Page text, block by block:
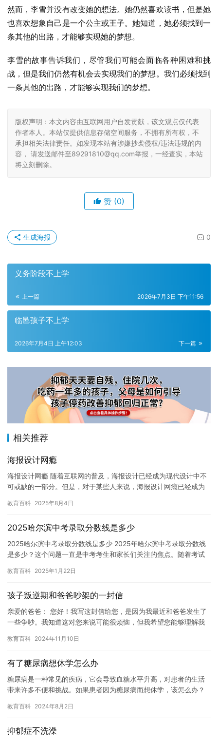
然而，李雪并没有改变她的想法。她仍然喜欢读书，但是她
也喜欢想象自己是一个公主或王子。她知道，她必须找到一
条其他的出路，才能够实现她的梦想。
李雪的故事告诉我们，尽管我们可能会面临各种困难和挑
战，但是我们仍然有机会去实现我们的梦想。我们必须找到
一条其他的出路，才能够实现我们的梦想。
版权声明：本文内容由互联网用户自发贡献，该文观点仅代表
作者本人。本站仅提供信息存储空间服务，不拥有所有权，不
承担相关法律责任。如发现本站有涉嫌抄袭侵权/违法违规的内
容， 请发送邮件至89291810@qq.com举报，一经查实，本站
将立刻删除。
赞 (0)
0
生成海报
义务阶段不上学
上一篇 2026年7月3日 下午11:56
临邑孩子不上学
下一篇
2026年7月4日 上午12:03
相关推荐
海报设计网瘾
海报设计网瘾 随着互联网的普及，海报设计已经成为现代设计中不
可或缺的一部分。但是，对于某些人来说，海报设计网瘾已经成为
响，还…
教育百科 2025年8月4日
2025哈尔滨中考录取分数线是多少
2025哈尔滨中考录取分数线是多少 2025年哈尔滨中考录取分数线
是多少？这个问题一直是中考考生和家长们关注的焦点。随着考试
教育百科 2025年1月22日
孩子叛逆期和爸爸吵架的一封信
亲爱的爸爸： 您好！我写这封信给您，是因为我最近和爸爸发生了
一些争吵。我知道这对您来说可能很烦恼，但我希望您能够理解我
的…
教育百科 2024年11月10日
有了糖尿病想休学怎么办
糖尿病是一种常见的疾病，它会导致血糖水平升高，对患者的生活
带来许多不便和挑战。如果患者因为糖尿病而想休学，该怎么办？
被确…
教育百科 2024年8月2日
抑郁症不洗澡